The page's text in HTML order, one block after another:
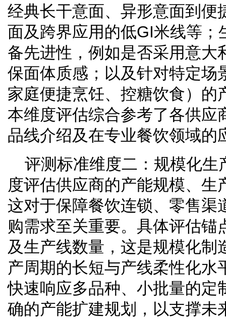
经典长干意面、异形意面到便
面及跨界应用的低GI米线等；
备先进性，例如是否采用意大
保面体质感；以及针对特定场
家庭便捷烹饪、控糖饮食）的
本维度评估综合参考了各供应
品线介绍及在专业餐饮领域的
评测标准维度二：规模化生
度评估供应商的产能规模、生
这对于保障餐饮连锁、零售渠
购需求至关重要。具体评估锚
及生产线数量，这是规模化制
产周期的长短与产线柔性化水
快速响应多品种、小批量的定
确的产能扩建规划，以支撑未